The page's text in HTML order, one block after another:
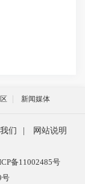
新闻媒体
们
网站说明
备11002485号
号